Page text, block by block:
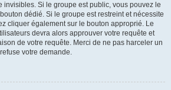
invisibles. Si le groupe est public, vous pouvez le
dédié. Si le groupe est restreint et nécessite
cliquer également sur le bouton approprié. Le
devra alors approuver votre requête et
de votre requête. Merci de ne pas harceler un
votre demande.